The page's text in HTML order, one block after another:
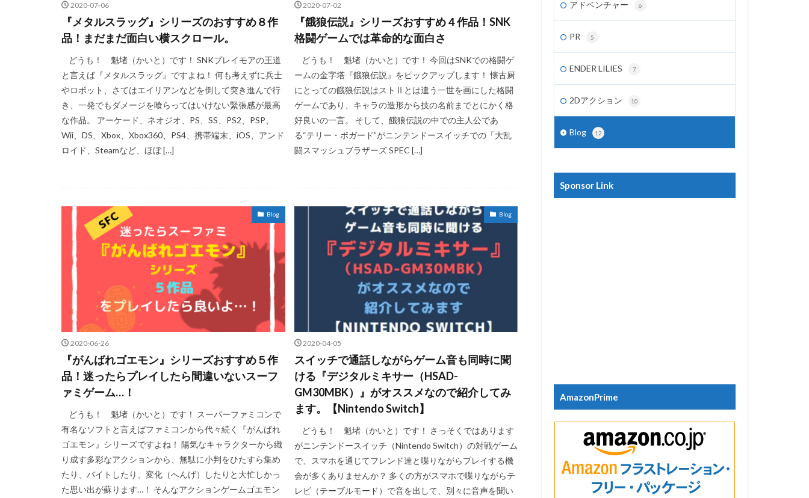
2020-07-06
『メタルスラッグ』シリーズのおすすめ８作
品！まだまだ面白い横スクロール。
どうも！ 魁堵（かいと）です！ SNKプレイモアの王道
と言えば『メタルスラッグ』ですよね！ 何も考えずに兵士
やロボット、さてはエイリアンなどを倒して突き進んで行
き、一発でもダメージを喰らってはいけない緊張感が最高
な作品。 アーケード、ネオジオ、PS、SS、PS2、PSP、
Wii、DS、Xbox、Xbox360、PS4、携帯端末、iOS、アンド
ロイド、Steamなど、ほぼ […]
2020-07-02
『餓狼伝説』シリーズおすすめ４作品！SNK
格闘ゲームでは革命的な面白さ
どうも！ 魁堵（かいと）です！ 今回はSNKでの格闘ゲ
ームの金字塔『餓狼伝説』をピックアップします！ 懐古厨
にとっての餓狼伝説はストⅡとは違う一世を画にした格闘
ゲームであり、キャラの造形から技の名前までとにかく格
好良いの一言。 そして、餓狼伝説の中での主人公であ
る“テリー・ボガード”がニンテンドースイッチでの「大乱
闘スマッシュブラザーズ SPEC […]
Blog
2020-06-26
『がんばれゴエモン』シリーズおすすめ５作
品！迷ったらプレイしたら間違いないスーフ
ァミゲーム…！
どうも！ 魁堵（かいと）です！ スーパーファミコンで
有名なソフトと言えばファミコンから代々続く『がんばれ
ゴエモン』シリーズですよね！ 陽気なキャラクターから織
り成す多彩なアクションから、無駄に小判をひたすら集め
たり、バイトしたり、変化（へんげ）したりと大忙しかっ
た思い出が蘇ります…！ そんなアクションゲームゴエモン
Blog
2020-04-05
スイッチで通話しながらゲーム音も同時に聞
ける『デジタルミキサー（HSAD-
GM30MBK）』がオススメなので紹介してみ
ます。【Nintendo Switch】
どうも！ 魁堵（かいと）です！ さっそくではあります
がニンテンドースイッチ（Nintendo Switch）の対戦ゲーム
で、スマホを通じてフレンド達と喋りながらプレイする機
会が多くありませんか？ 多くの方がスマホで喋りながらテ
レビ（テーブルモード）で音を出して、別々に音声を聞い
アドベンチャー 6
PR 5
ENDER LILIES 7
2Dアクション 10
Blog 12
Sponsor Link
AmazonPrime